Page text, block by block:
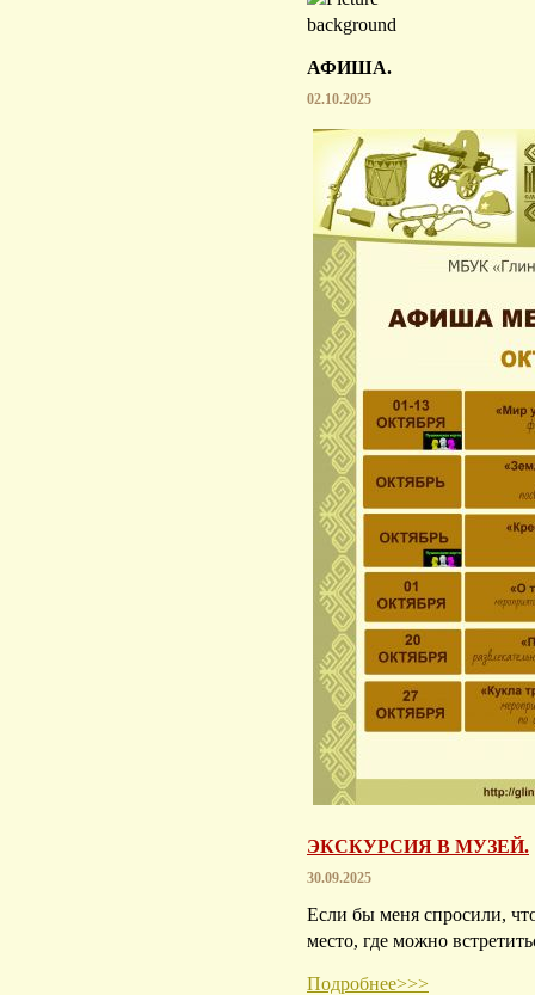
АФИША.
02.10.2025
ЭКСКУРСИЯ В МУЗЕЙ.
30.09.2025
Если бы меня спросили,
место, где можно
Подробнее>>>